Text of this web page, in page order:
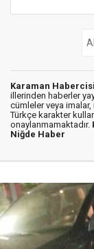
Karaman Habercisi
illerinden haberler
cümleler veya imalar,
Türkçe karakter
onaylanmamaktadır.
Niğde Haber